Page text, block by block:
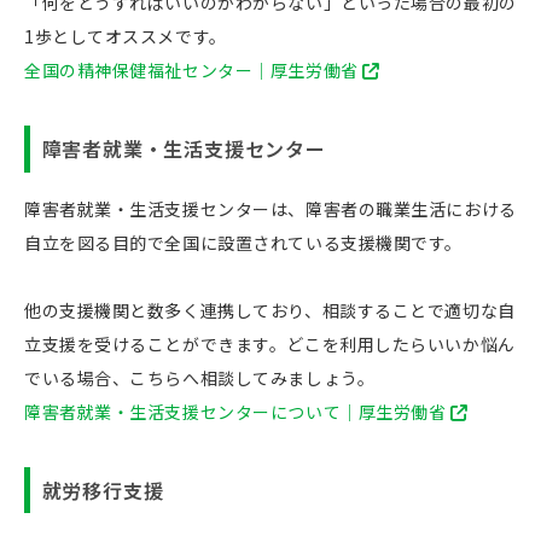
1歩としてオススメです。
全国の精神保健福祉センター｜厚生労働省
障害者就業・生活支援センター
障害者就業・生活支援センターは、障害者の職業生活における
自立を図る目的で全国に設置されている支援機関です。
他の支援機関と数多く連携しており、相談することで適切な自
立支援を受けることができます。どこを利用したらいいか悩ん
でいる場合、こちらへ相談してみましょう。
障害者就業・生活支援センターについて｜厚生労働省
就労移行支援